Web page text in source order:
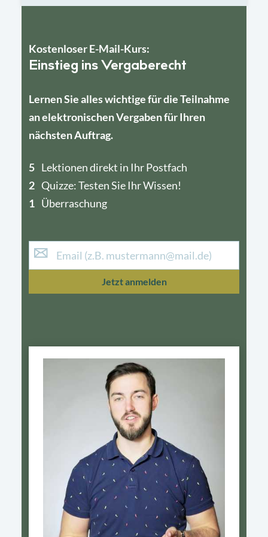
Kostenloser E-Mail-Kurs:
Einstieg ins Vergaberecht
Lernen Sie alles wichtige für die Teilnahme
an elektronischen Vergaben für Ihren
nächsten Auftrag.
5 Lektionen direkt in Ihr Postfach
2 Quizze: Testen Sie Ihr Wissen!
1 Überraschung
4
1
Jetzt anmelden